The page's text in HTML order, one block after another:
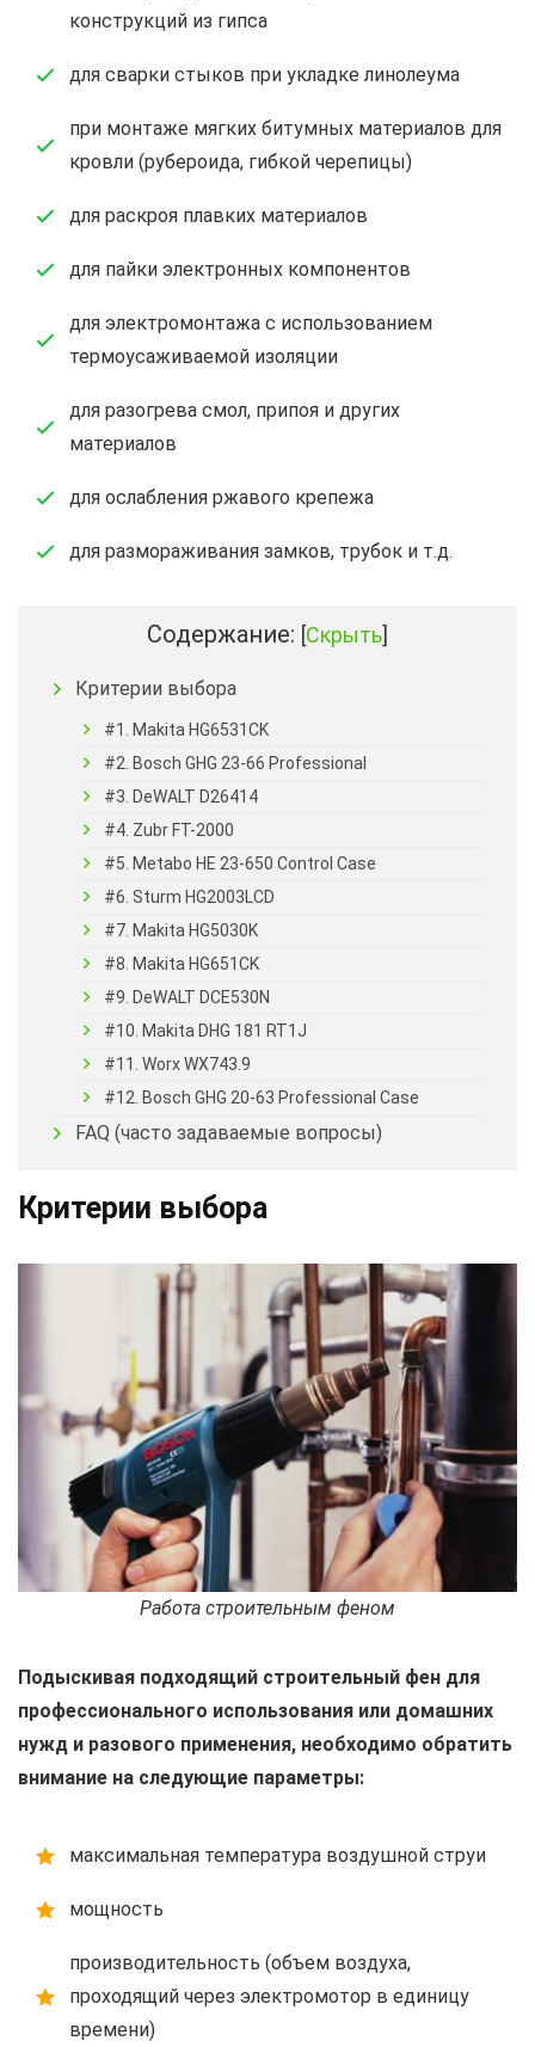
конструкций из гипса
для сварки стыков при укладке линолеума
при монтаже мягких битумных материалов для
кровли (рубероида, гибкой черепицы)
для раскроя плавких материалов
для пайки электронных компонентов
для электромонтажа с использованием
термоусаживаемой изоляции
для разогрева смол, припоя и других
материалов
для ослабления ржавого крепежа
для размораживания замков, трубок и т.д.
Содержание: [Скрыть]
Критерии выбора
#1. Makita HG6531CK
#2. Bosch GHG 23-66 Professional
#3. DeWALT D26414
#4. Zubr FT-2000
#5. Metabo HE 23-650 Control Case
#6. Sturm HG2003LCD
#7. Makita HG5030K
#8. Makita HG651CK
#9. DeWALT DCE530N
#10. Makita DHG 181 RT1J
#11. Worx WX743.9
#12. Bosch GHG 20-63 Professional Case
FAQ (часто задаваемые вопросы)
Критерии выбора
Работа строительным феном
Подыскивая подходящий строительный фен для
профессионального использования или домашних
нужд и разового применения, необходимо обратить
внимание на следующие параметры:
максимальная температура воздушной струи
мощность
производительность (объем воздуха,
проходящий через электромотор в единицу
времени)